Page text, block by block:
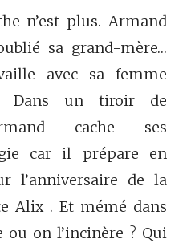
n’est plus. Armand
sa grand-mère…
avec sa femme
Dans un tiroir de
cache ses
car il prépare en
l’anniversaire de la
Alix . Et mémé dans
ou on l’incinère ? Qui